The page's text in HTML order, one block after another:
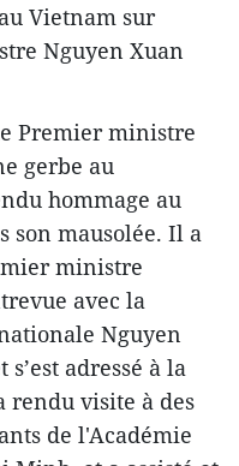
Vietnam sur
Nguyen Xuan
Premier ministre
gerbe au
hommage au
son mausolée. Il a
ministre
avec la
Nguyen
adressé à la
rendu visite à des
de l'Académie